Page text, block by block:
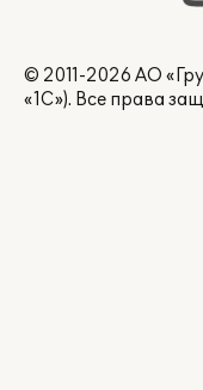
© 2011-2026 АО
«1С»). Все права